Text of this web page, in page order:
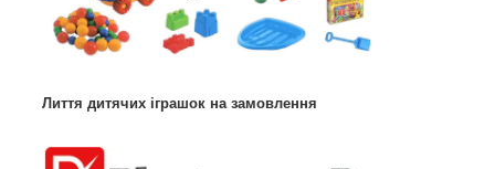
Лиття дитячих іграшок на замовлення